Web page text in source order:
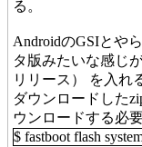
る。
AndroidのGSIとや
タ版みたいな感じ
リリース） を入れ
ダウンロードした
ウンロードする必
$ fastboot flash